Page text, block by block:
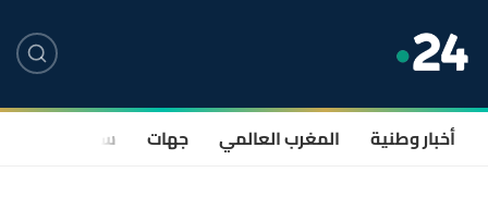
أخبار وطنية المغرب العالمي جهات سياسة